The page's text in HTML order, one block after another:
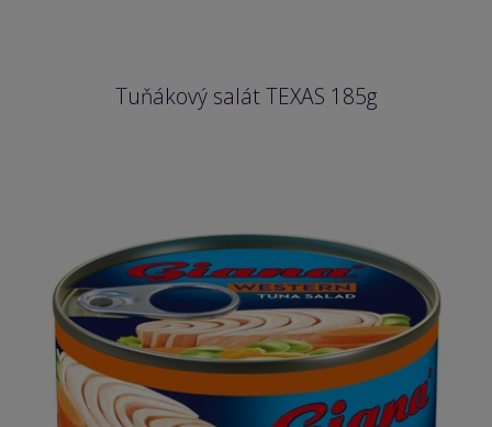
Tuňákový salát TEXAS 185g